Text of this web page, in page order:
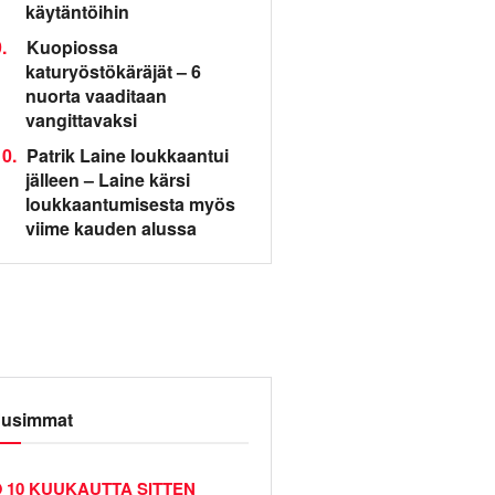
käytäntöihin
Kuopiossa
katuryöstökäräjät – 6
nuorta vaaditaan
vangittavaksi
Patrik Laine loukkaantui
jälleen – Laine kärsi
loukkaantumisesta myös
viime kauden alussa
10 KUUKAUTTA SITTEN